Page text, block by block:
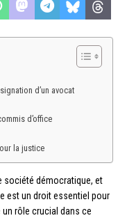
d’un avocat
d’office
la justice
société démocratique, et
est un droit essentiel pour
rôle crucial dans ce